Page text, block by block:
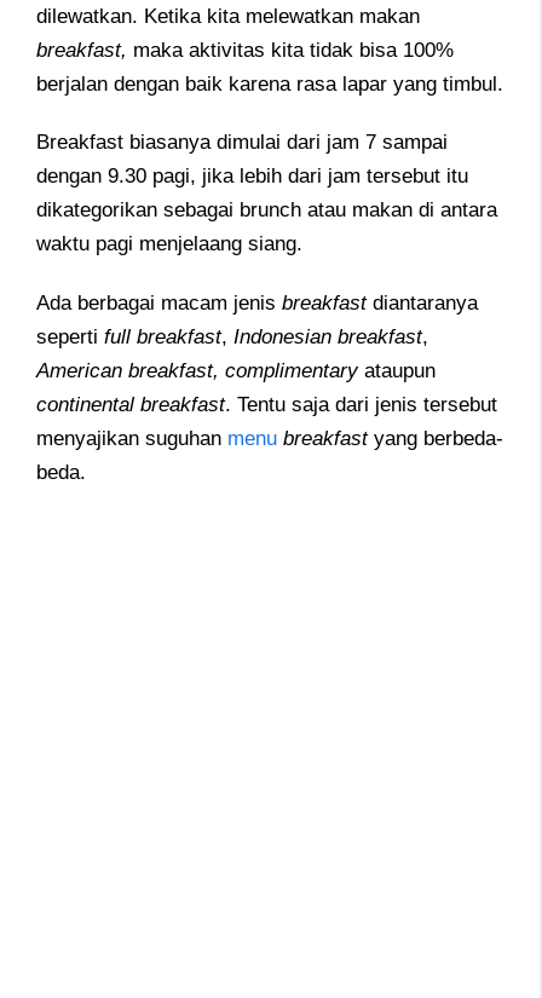
dilewatkan. Ketika kita melewatkan makan
breakfast, maka aktivitas kita tidak bisa 100%
berjalan dengan baik karena rasa lapar yang timbul.
Breakfast biasanya dimulai dari jam 7 sampai
dengan 9.30 pagi, jika lebih dari jam tersebut itu
dikategorikan sebagai brunch atau makan di antara
waktu pagi menjelaang siang.
Ada berbagai macam jenis breakfastdiantaranya
seperti full breakfast, Indonesian breakfast,
American breakfast, complimentary ataupun
continental breakfast. Tentu saja dari jenis tersebut
menyajikan suguhan menu breakfastyang berbeda-
beda.